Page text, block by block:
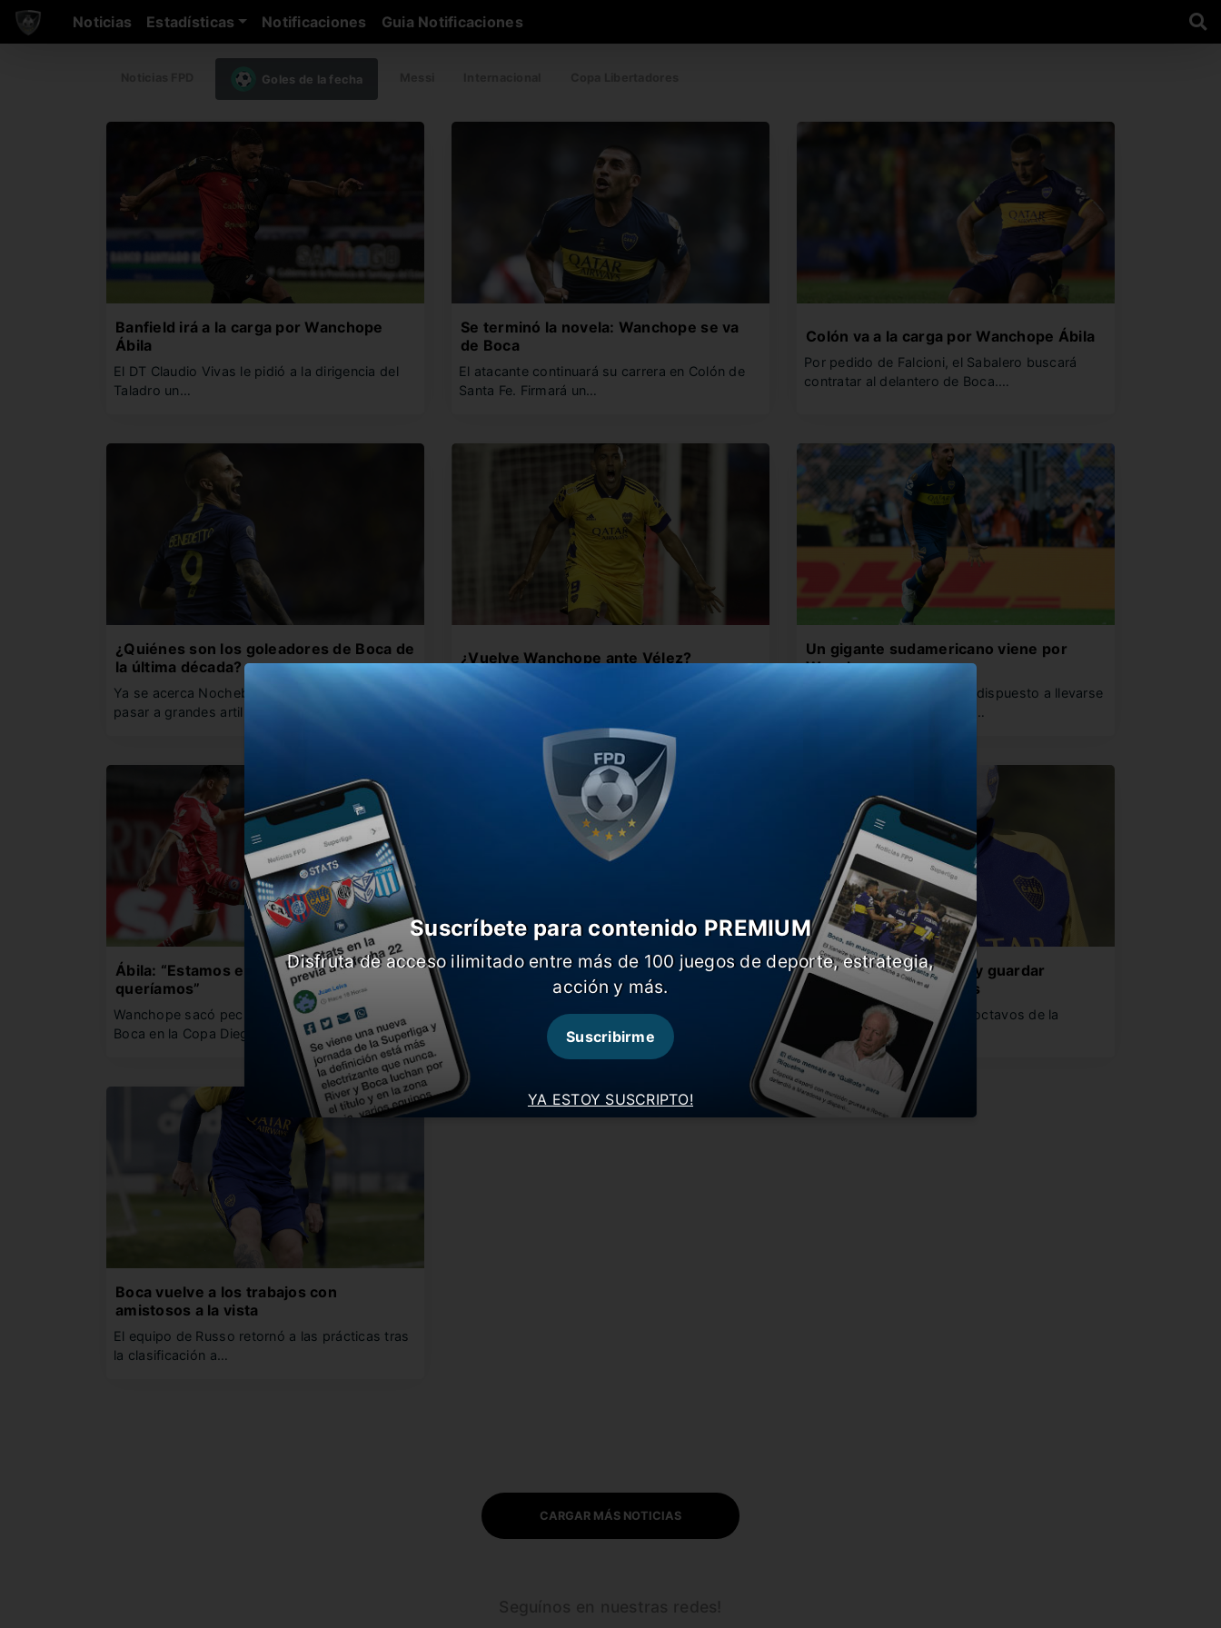
Noticias Estadísticas Notificaciones Guia Notificaciones
Goles de la fecha
Banfield irá a la carga por Wanchope
Ábila
El DT Claudio Vivas le pidió a la dirigencia del
Taladro un…
Se terminó la novela: Wanchope se va
de Boca
El atacante continuará su carrera en Colón de
Santa Fe. Firmará un…
Colón va a la carga por Wanchope Ábila
Por pedido de Falcioni, el Sabalero buscará
contratar al delantero de Boca.…
¿Quiénes son los goleadores de Boca de
la última década?
Ya se acerca Nochebuena y el Xeneize vio
pasar a grandes artilleros.…
¿Vuelve Wanchope ante Vélez?
Ábila evoluciona favorablemente tras su
Un gigante sudamericano viene por
Wanchope
Un importante equipo está dispuesto a llevarse
a Ramón Ábila. ¿Lo largan?…
Ábila: “Estamos en otra final y era lo que
queríamos”
Wanchope sacó pecho por la clasificación de
Boca en la Copa Diego…
Se viene el verdadero recambio en Boca
Russo pondrá…
Russo, entre arriesgar y guardar
jugadores ante Caracas
Boca ya está clasificado a octavos de la
Libertadores y con el…
Boca vuelve a los trabajos con
amistosos a la vista
El equipo de Russo retornó a las prácticas tras
la clasificación a…
CARGAR MÁS NOTICIAS
YA ESTOY SUSCRIPTO!
Suscríbete para contenido PREMIUM
Disfruta de acceso ilimitado entre más de 100 juegos de deporte, estrategia,
acción y más.
Suscribirme